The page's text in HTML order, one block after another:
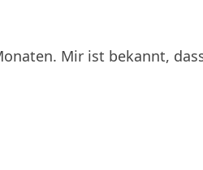
Mir ist bekannt,